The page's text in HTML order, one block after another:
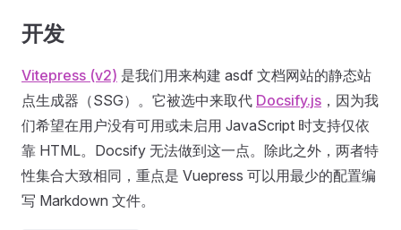
开发
Vitepress (v2) 是我们用来构建 asdf 文档网站的静态站
点生成器（SSG）。它被选中来取代 Docsify.js ，因为我
们希望在用户没有可用或未启用 JavaScript 时支持仅依
靠 HTML。Docsify 无法做到这一点。除此之外，两者特
性集合大致相同，重点是 Vuepress 可以用最少的配置编
写 Markdown 文件。